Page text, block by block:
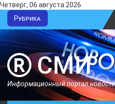
Четверг, 06 августа 2026
Рубрика
СМИ
Информационный портал